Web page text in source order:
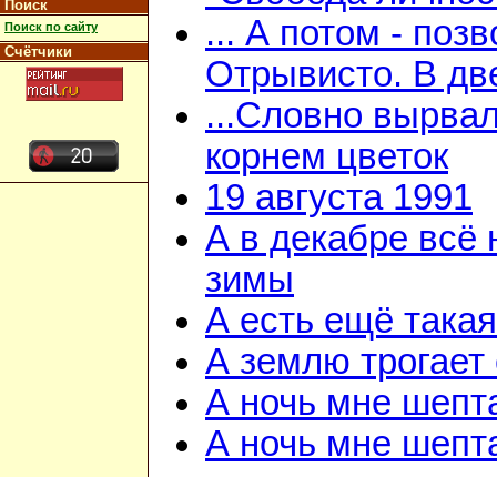
Поиск
Поиск по сайту
Счётчики
... А потом -
Отрывисто. В
...Словно
корнем цветок
19 августа 1991
А в декабре всё
зимы
А есть ещё
А землю трогает
А ночь мне
А ночь мне